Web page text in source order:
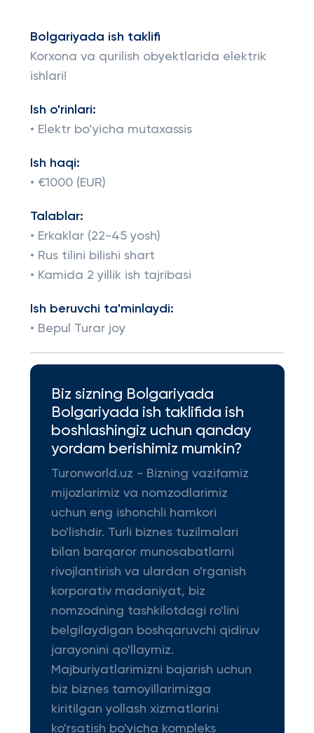
Bolgariyada ish taklifi
Korxona va qurilish obyektlarida elektrik
ishlari!
Ish o'rinlari:
• Elektr bo’yicha mutaxassis
Ish haqi:
• €1000 (EUR)
Talablar:
• Erkaklar (22-45 yosh)
• Rus tilini bilishi shart
• Kamida 2 yillik ish tajribasi
Ish beruvchi ta'minlaydi:
• Bepul Turar joy
Biz sizning Bolgariyada
Bolgariyada ish taklifida ish
boshlashingiz uchun qanday
yordam berishimiz mumkin?
Turonworld.uz - Bizning vazifamiz
mijozlarimiz va nomzodlarimiz
uchun eng ishonchli hamkori
bo'lishdir. Turli biznes tuzilmalari
bilan barqaror munosabatlarni
rivojlantirish va ulardan o'rganish
korporativ madaniyat, biz
nomzodning tashkilotdagi ro'lini
belgilaydigan boshqaruvchi qidiruv
jarayonini qo'llaymiz.
Majburiyatlarimizni bajarish uchun
biz biznes tamoyillarimizga
kiritilgan yollash xizmatlarini
ko'rsatish bo'yicha kompleks